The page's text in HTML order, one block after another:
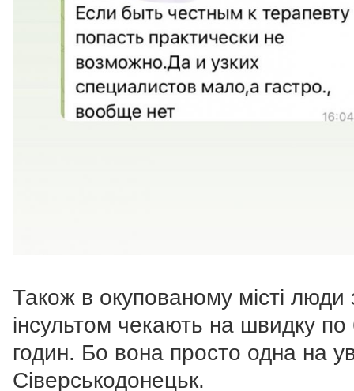
Також в окупованому місті люди
інсультом чекають на швидку по
годин. Бо вона просто одна на
Сіверськодонецьк.